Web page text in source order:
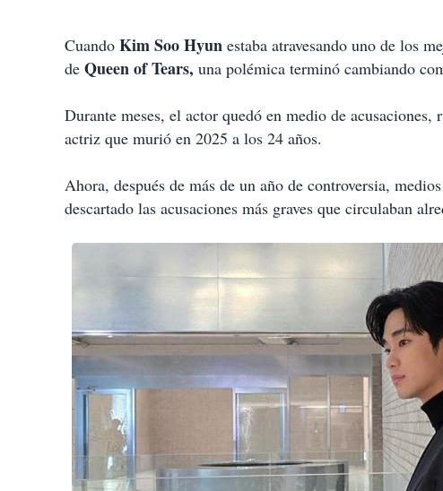
Cuando Kim Soo Hyun estaba atravesando uno de los
de Queen of Tears, una polémica terminó cambiando
Durante meses, el actor quedó en medio de
actriz que murió en 2025 a los 24 años.
Ahora, después de más de un año de controversia,
descartado las acusaciones más graves que circulaban